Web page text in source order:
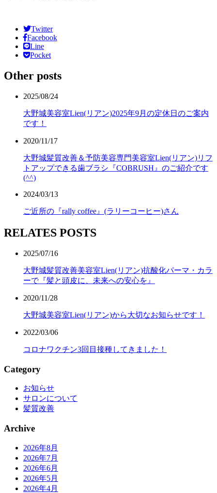
Twitter
Facebook
Line
Pocket
Other posts
2025/08/24
大野城美容室Lien(リアン)2025年9月の定休日のご案内
です！
2020/11/17
大野城髪質改善＆予防美容専門美容室Lien(リアン)リフ
トアップできる歯ブラシ『COBRUSH』のご紹介です
(^^)
2024/03/13
ご近所の『rally coffee』(ラリーコーヒー)さん
RELATES POSTS
2025/07/16
大野城髪質改善美容室Lien(リアン)抗酸化パーマ・カラ
ーで『髪と頭皮に、未来への安心を』
2020/11/28
大野城美容室Lien(リアン)から大切なお知らせです！
2022/03/06
コロナワクチン3回目接種してきました！
Category
お知らせ
サロンについて
髪質改善
Archive
2026年8月
2026年7月
2026年6月
2026年5月
2026年4月